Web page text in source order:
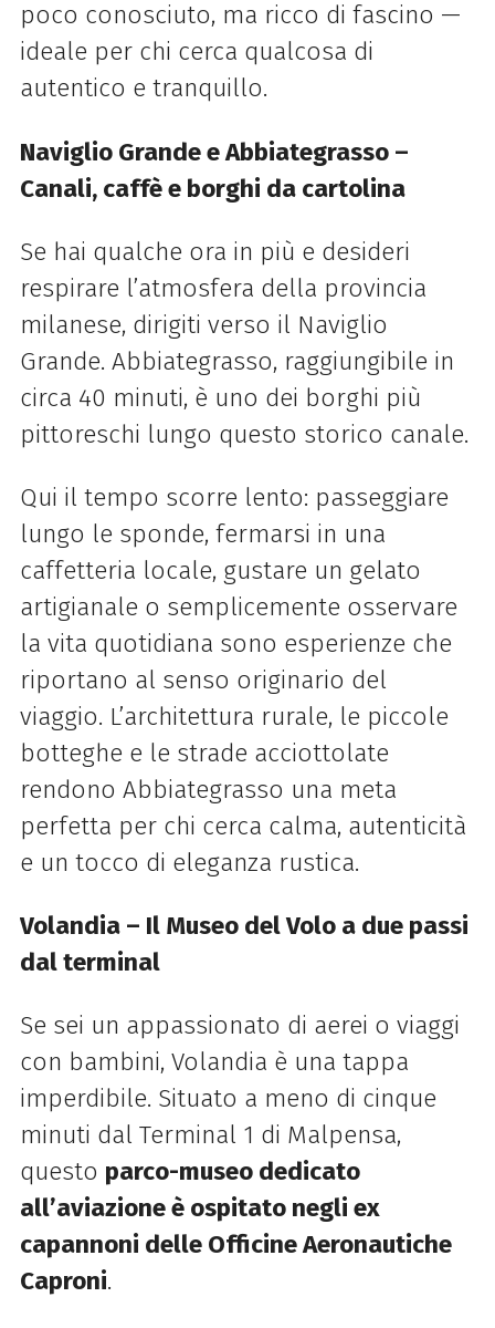
poco conosciuto, ma ricco di fascino —
ideale per chi cerca qualcosa di
autentico e tranquillo.
Naviglio Grande e Abbiategrasso –
Canali, caffè e borghi da cartolina
Se hai qualche ora in più e desideri
respirare l’atmosfera della provincia
milanese, dirigiti verso il Naviglio
Grande. Abbiategrasso, raggiungibile in
circa 40 minuti, è uno dei borghi più
pittoreschi lungo questo storico canale.
Qui il tempo scorre lento: passeggiare
lungo le sponde, fermarsi in una
caffetteria locale, gustare un gelato
artigianale o semplicemente osservare
la vita quotidiana sono esperienze che
riportano al senso originario del
viaggio. L’architettura rurale, le piccole
botteghe e le strade acciottolate
rendono Abbiategrasso una meta
perfetta per chi cerca calma, autenticità
e un tocco di eleganza rustica.
Volandia – Il Museo del Volo a due passi
dal terminal
Se sei un appassionato di aerei o viaggi
con bambini, Volandia è una tappa
imperdibile. Situato a meno di cinque
minuti dal Terminal 1 di Malpensa,
questo parco-museo dedicato
all’aviazione è ospitato negli ex
capannoni delle Officine Aeronautiche
Caproni.